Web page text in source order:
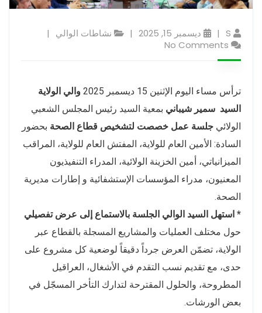
S ديسمبر 15, 2025
نشاطات الوالي
No Comments
ترأس مساء اليوم الإثنين 15 ديسمبر 2025
والي الولاية
السيد سمير شيباني بمعية السيد رئيس المجلس الشعبي
الولائي جلسة عمل خصصت لتشخيص قطاع الصحة بحضور
السادة: الأمين العام للولاية، المفتش العام للولاية، المراقب
الميزانياتي، أمين الخزينة الولائية، المدراء التنفيذيون
المعنيون، مدراء المؤسسات الإستشفائية و إطارات مديرية
الصحة.
* استهل السيد الوالي الجلسة بالاستماع إلى عرض تفصيلي
حول مختلف العمليات والمشاريع المسجلة بالقطاع عبر
الولاية، تضمّن العرض جرداً دقيقاً لوضعية كل مشروع على
حدى، مع تقديم نسب التقدم في الأشغال، العراقيل
المطروحة، والحلول المقترحة لتدارك التأخر المسجّل في
بعض الورشات.